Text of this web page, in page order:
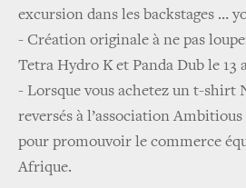
excursion dans les backstages …
- Création originale à ne pas
Tetra Hydro K et Panda Dub le 13
- Lorsque vous achetez un t-shirt
reversés à l’association
pour promouvoir le commerce
Afrique.